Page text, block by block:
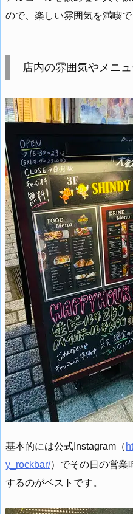
ので、楽しい雰囲気を満喫で
店内の雰囲気やメニ
基本的には公式Instagram（
y_rockbar/）でその日の営業
するのがベストです。